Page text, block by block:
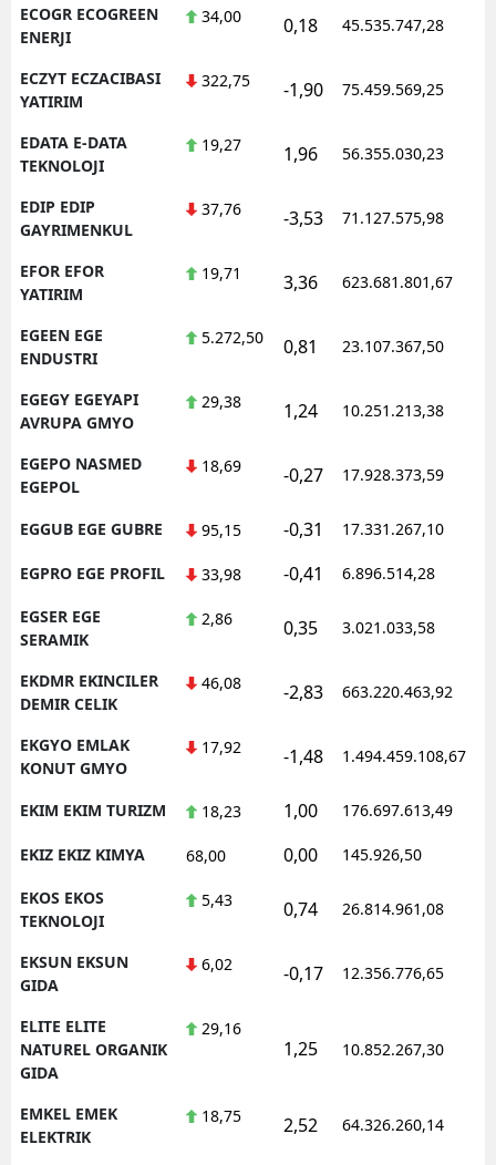
ECOGR ECOGREEN
ENERJI
34,00 0,18 45.535.747,28
ECZYT ECZACIBASI
YATIRIM
322,75 -1,90 75.459.569,25
EDATA E-DATA
TEKNOLOJI
19,27 1,96 56.355.030,23
EDIP EDIP
GAYRIMENKUL
37,76 -3,53 71.127.575,98
EFOR EFOR
YATIRIM
19,71 3,36 623.681.801,67
EGEEN EGE
ENDUSTRI
5.272,50 0,81 23.107.367,50
EGEGY EGEYAPI
AVRUPA GMYO
29,38 1,24 10.251.213,38
EGEPO NASMED
EGEPOL
18,69 -0,27 17.928.373,59
EGGUB EGE GUBRE 95,15 -0,31 17.331.267,10
EGPRO EGE PROFIL 33,98 -0,41 6.896.514,28
EGSER EGE
SERAMIK
2,86 0,35 3.021.033,58
EKDMR EKINCILER
DEMIR CELIK
46,08 -2,83 663.220.463,92
EKGYO EMLAK
KONUT GMYO
17,92 -1,48 1.494.459.108,67
EKIM EKIM TURIZM 18,23 1,00 176.697.613,49
EKIZ EKIZ KIMYA 68,00 0,00 145.926,50
EKOS EKOS
TEKNOLOJI
5,43 0,74 26.814.961,08
EKSUN EKSUN
GIDA
6,02 -0,17 12.356.776,65
ELITE ELITE
NATUREL ORGANIK
GIDA
29,16
1,25 10.852.267,30
EMKEL EMEK
ELEKTRIK
18,75 2,52 64.326.260,14